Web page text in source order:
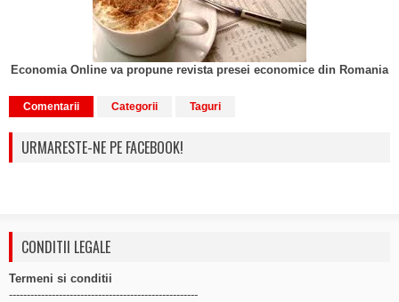
Economia Online va propune revista presei economice din Romania
Comentarii Categorii Taguri
URMARESTE-NE PE FACEBOOK!
CONDITII LEGALE
Termeni si conditii
-----------------------------------------------------